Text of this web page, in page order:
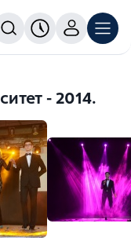
- 2014.